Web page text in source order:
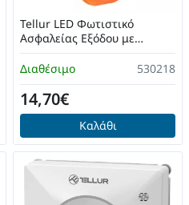
Διαθέσιμο 530218
Tellur LED Φωτιστικό
Ασφαλείας Εξόδου με
Τροφοδοσία Μπαταρίας
14,70€
Καλάθι